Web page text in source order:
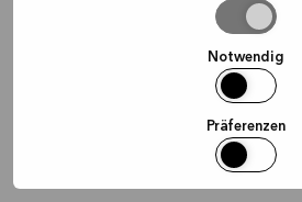
Notwendig
Präferenzen